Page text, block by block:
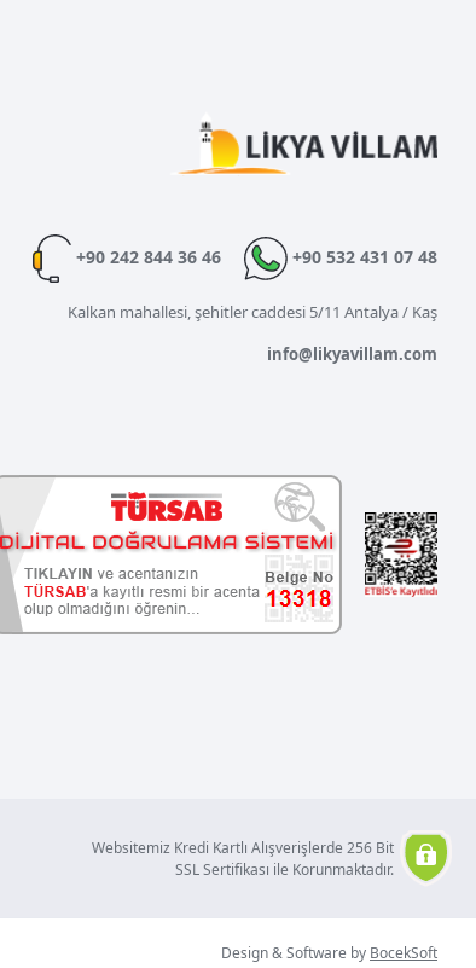
+90 242 844 36 46 +90 532 431 07 48
Kalkan mahallesi, şehitler caddesi 5/11 Antalya / Kaş
info@likyavillam.com
Websitemiz Kredi Kartlı Alışverişlerde 256 Bit
SSL Sertifikası ile Korunmaktadır.
Design & Software by BocekSoft